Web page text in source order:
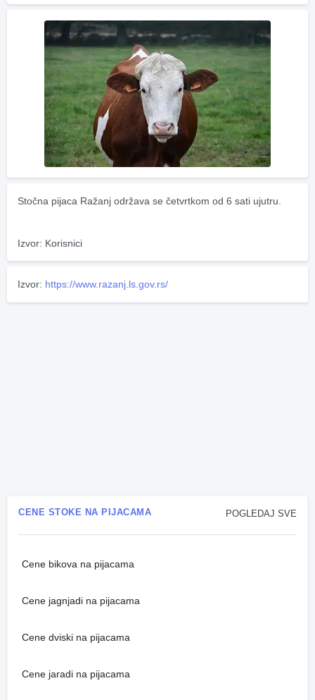
Stočna pijaca Ražanj održava se četvrtkom od 6 sati ujutru.
Izvor: Korisnici
Izvor: https://www.razanj.ls.gov.rs/
POGLEDAJ SVE
CENE STOKE NA PIJACAMA
Cene bikova na pijacama
Cene jagnjadi na pijacama
Cene dviski na pijacama
Cene jaradi na pijacama